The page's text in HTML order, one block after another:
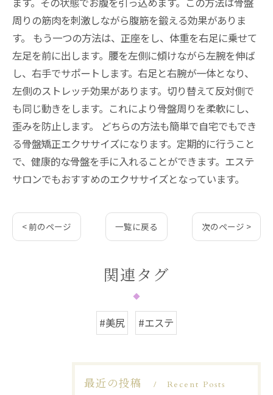
周りの筋肉を刺激しながら腹筋を鍛える効果がありま
す。 もう一つの方法は、正座をし、体重を右足に乗せて
左足を前に出します。腰を左側に傾けながら左腕を伸ば
し、右手でサポートします。右足と右腕が一体となり、
左側のストレッチ効果があります。切り替えて反対側で
も同じ動きをします。これにより骨盤周りを柔軟にし、
歪みを防止します。 どちらの方法も簡単で自宅でもでき
る骨盤矯正エクササイズになります。定期的に行うこと
で、健康的な骨盤を手に入れることができます。エステ
サロンでもおすすめのエクササイズとなっています。
< 前のページ 一覧に戻る 次のページ >
関連タグ
#美尻 #エステ
最近の投稿 Recent Posts